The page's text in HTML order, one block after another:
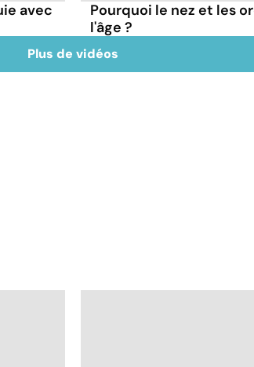
avec
Pourquoi le nez et les
l'âge ?
Plus de vidéos